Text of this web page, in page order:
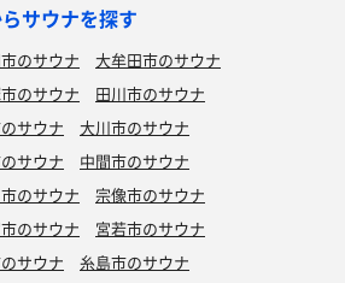
サウナを探す
のサウナ
大牟田市のサウナ
のサウナ
田川市のサウナ
サウナ
大川市のサウナ
サウナ
中間市のサウナ
のサウナ
宗像市のサウナ
のサウナ
宮若市のサウナ
サウナ
糸島市のサウナ